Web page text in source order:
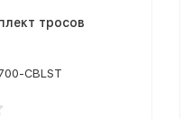
тросов
CBLST